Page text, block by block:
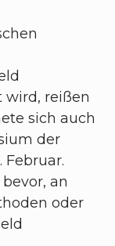
wird, reißen
sich auch
der
Februar.
an
oder